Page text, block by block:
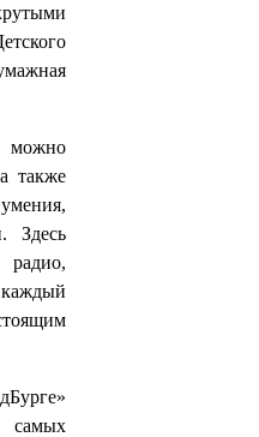
можно
также
Здесь
радио,